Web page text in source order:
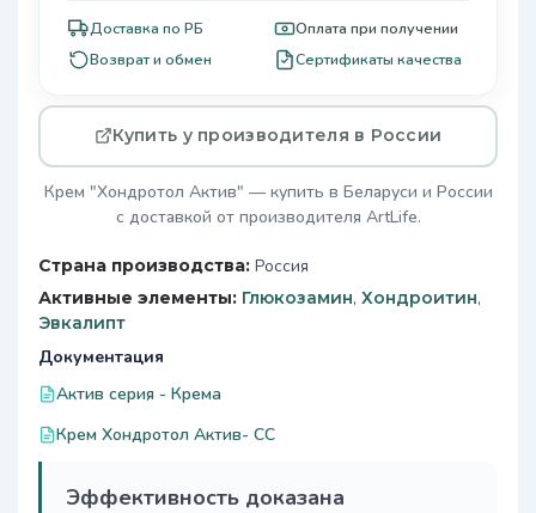
Страна производства: Россия
Активные элементы: Глюкозамин, Хондроитин,
Эвкалипт
Документация
Актив серия - Крема
Крем Хондротол Актив- СС
Эффективность доказана
Доставка по РБ
Оплата при получении
Возврат и обмен
Сертификаты качества
Купить у производителя в России
Крем "Хондротол Актив" — купить в Беларуси и России
с доставкой от производителя ArtLife.